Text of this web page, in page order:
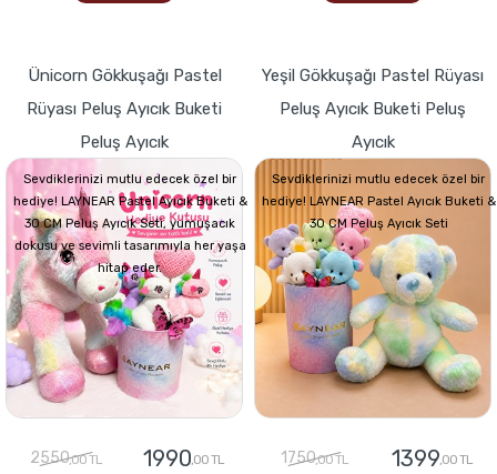
Ünicorn Gökkuşağı Pastel
Rüyası Peluş Ayıcık Buketi
Peluş Ayıcık
Sevdiklerinizi mutlu edecek özel bir
hediye! LAYNEAR Pastel Ayıcık Buketi &
30 CM Peluş Ayıcık Seti, yumuşacık
dokusu ve sevimli tasarımıyla her yaşa
hitap eder.
2550,00 TL 1990,00 TL
Yeşil Gökkuşağı Pastel Rüyası
Peluş Ayıcık Buketi Peluş
Ayıcık
Sevdiklerinizi mutlu edecek özel bir
hediye! LAYNEAR Pastel Ayıcık Buketi &
30 CM Peluş Ayıcık Seti
1750,00 TL 1399,00 TL